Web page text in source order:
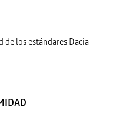
de los estándares Dacia